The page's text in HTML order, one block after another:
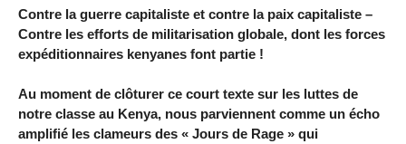
Contre la guerre capitaliste et contre la paix capitaliste –
Contre les efforts de militarisation globale, dont les forces
expéditionnaires kenyanes font partie !
Au moment de clôturer ce court texte sur les luttes de
notre classe au Kenya, nous parviennent comme un écho
amplifié les clameurs des « Jours de Rage » qui